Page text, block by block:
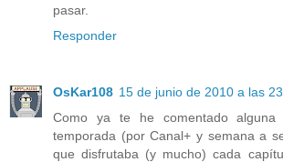
pasar.
Responder
OsKar108 15 de junio de 2010 a las
Como ya te he comentado
temporada (por Canal+ y semana a
que disfrutaba (y mucho) cada